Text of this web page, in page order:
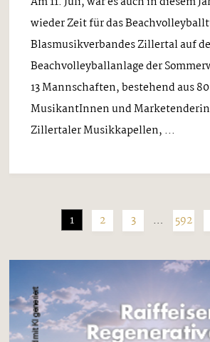
wieder Zeit für das
Blasmusikverbandes Zillertal auf
Beachvolleyballanlage der
13 Mannschaften, bestehend aus 80
MusikantInnen und
Zillertaler Musikkapellen, ...
1 2 3 … 592